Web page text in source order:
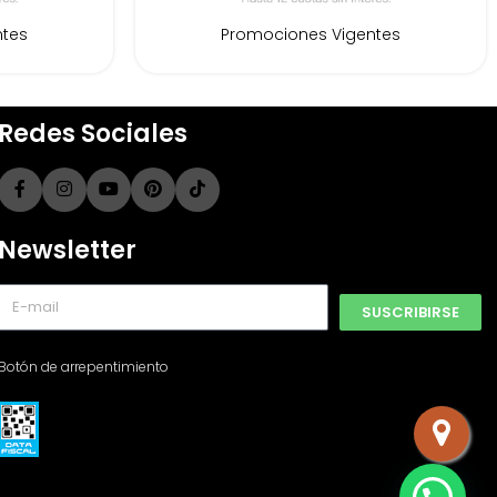
Promociones Vigentes
Sociales
SUSCRIBIRSE
de arrepentimiento